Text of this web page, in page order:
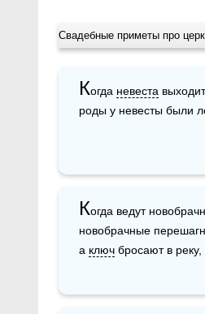
Свадебные приметы про
Когда невеста
роды у невесты были
Когда ведут
новобрачные
а ключ бросают в реку,